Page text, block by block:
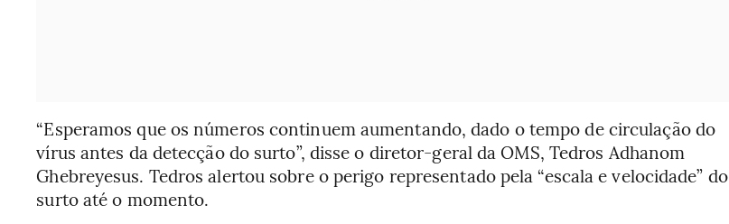
“Esperamos que os números continuem aumentando, dado o tempo de circulação do
vírus antes da detecção do surto”, disse o diretor-geral da OMS, Tedros Adhanom
Ghebreyesus. Tedros alertou sobre o perigo representado pela “escala e velocidade” do
surto até o momento.